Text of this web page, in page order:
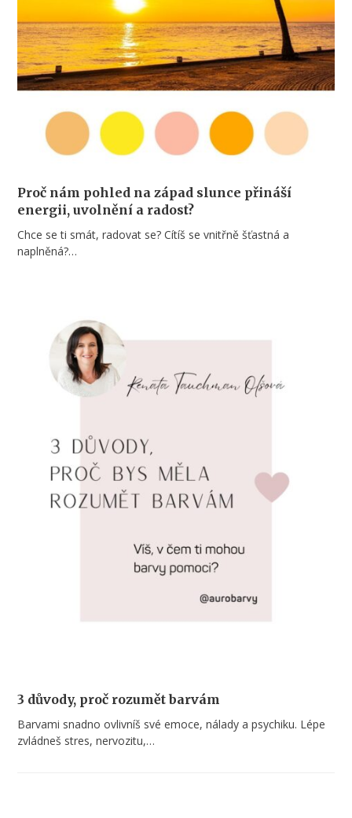
Proč nám pohled na západ slunce přináší
energii, uvolnění a radost?
Chce se ti smát, radovat se? Cítíš se vnitřně šťastná a
naplněná?…
3 důvody, proč rozumět barvám
Barvami snadno ovlivníš své emoce, nálady a psychiku. Lépe
zvládneš stres, nervozitu,…